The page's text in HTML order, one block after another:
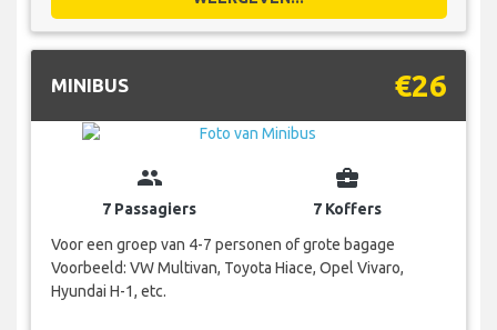
MINIBUS €26
group
7 Passagiers
business_center
7 Koffers
Voor een groep van 4-7 personen of grote bagage
Voorbeeld: VW Multivan, Toyota Hiace, Opel Vivaro,
Hyundai H-1, etc.